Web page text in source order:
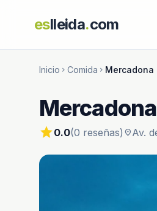
eslleida.com
Inicio chevron_right Comida chevron_right Mercadona
Mercadona
star0.0(0 reseñas) location_onAv.